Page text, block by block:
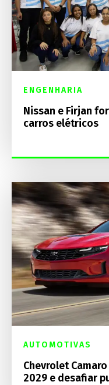
ENGENHARIA
Nissan e Firjan
carros elétricos
AUTOMOTIVAS
Chevrolet
2029 e desafiar